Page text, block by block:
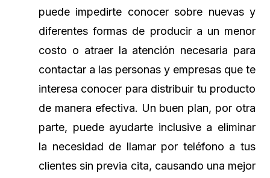
puede impedirte conocer sobre nuevas y
diferentes formas de producir a un menor
costo o atraer la atención necesaria para
contactar a las personas y empresas que te
interesa conocer para distribuir tu producto
de manera efectiva. Un buen plan, por otra
parte, puede ayudarte inclusive a eliminar
la necesidad de llamar por teléfono a tus
clientes sin previa cita, causando una mejor